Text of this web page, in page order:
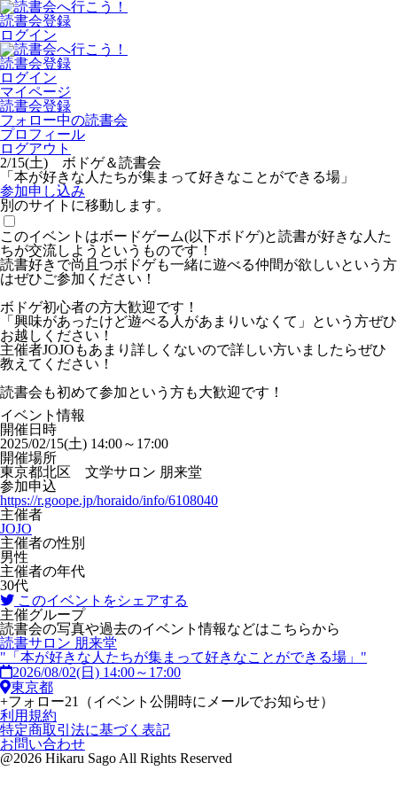
読書会登録
ログイン
読書会登録
ログイン
マイページ
読書会登録
フォロー中の読書会
プロフィール
ログアウト
2/15(土) ボドゲ＆読書会
「本が好きな人たちが集まって好きなことができる場」
参加申し込み
別のサイトに移動します。
このイベントはボードゲーム(以下ボドゲ)と読書が好きな人た
ちが交流しようというものです！
読書好きで尚且つボドゲも一緒に遊べる仲間が欲しいという方
はぜひご参加ください！
ボドゲ初心者の方大歓迎です！
「興味があったけど遊べる人があまりいなくて」という方ぜひ
お越しください！
主催者JOJOもあまり詳しくないので詳しい方いましたらぜひ
教えてください！
読書会も初めて参加という方も大歓迎です！
イベント情報
開催日時
2025/02/15(土) 14:00～17:00
開催場所
東京都北区 文学サロン 朋来堂
参加申込
https://r.goope.jp/horaido/info/6108040
主催者
JOJO
主催者の性別
男性
主催者の年代
30代
このイベントをシェアする
主催グループ
読書会の写真や過去のイベント情報などはこちらから
読書サロン 朋来堂
"「本が好きな人たちが集まって好きなことができる場」"
2026/08/02(日) 14:00～17:00
東京都
+フォロー21
（イベント公開時にメールでお知らせ）
利用規約
特定商取引法に基づく表記
お問い合わせ
@2026 Hikaru Sago All Rights Reserved